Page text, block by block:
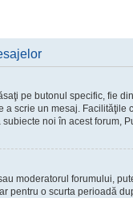
pe butonul specific, fie
scrie un mesaj. Facilităţile
noi în acest forum,
moderatorul forumului,
pentru o scurta perioadă